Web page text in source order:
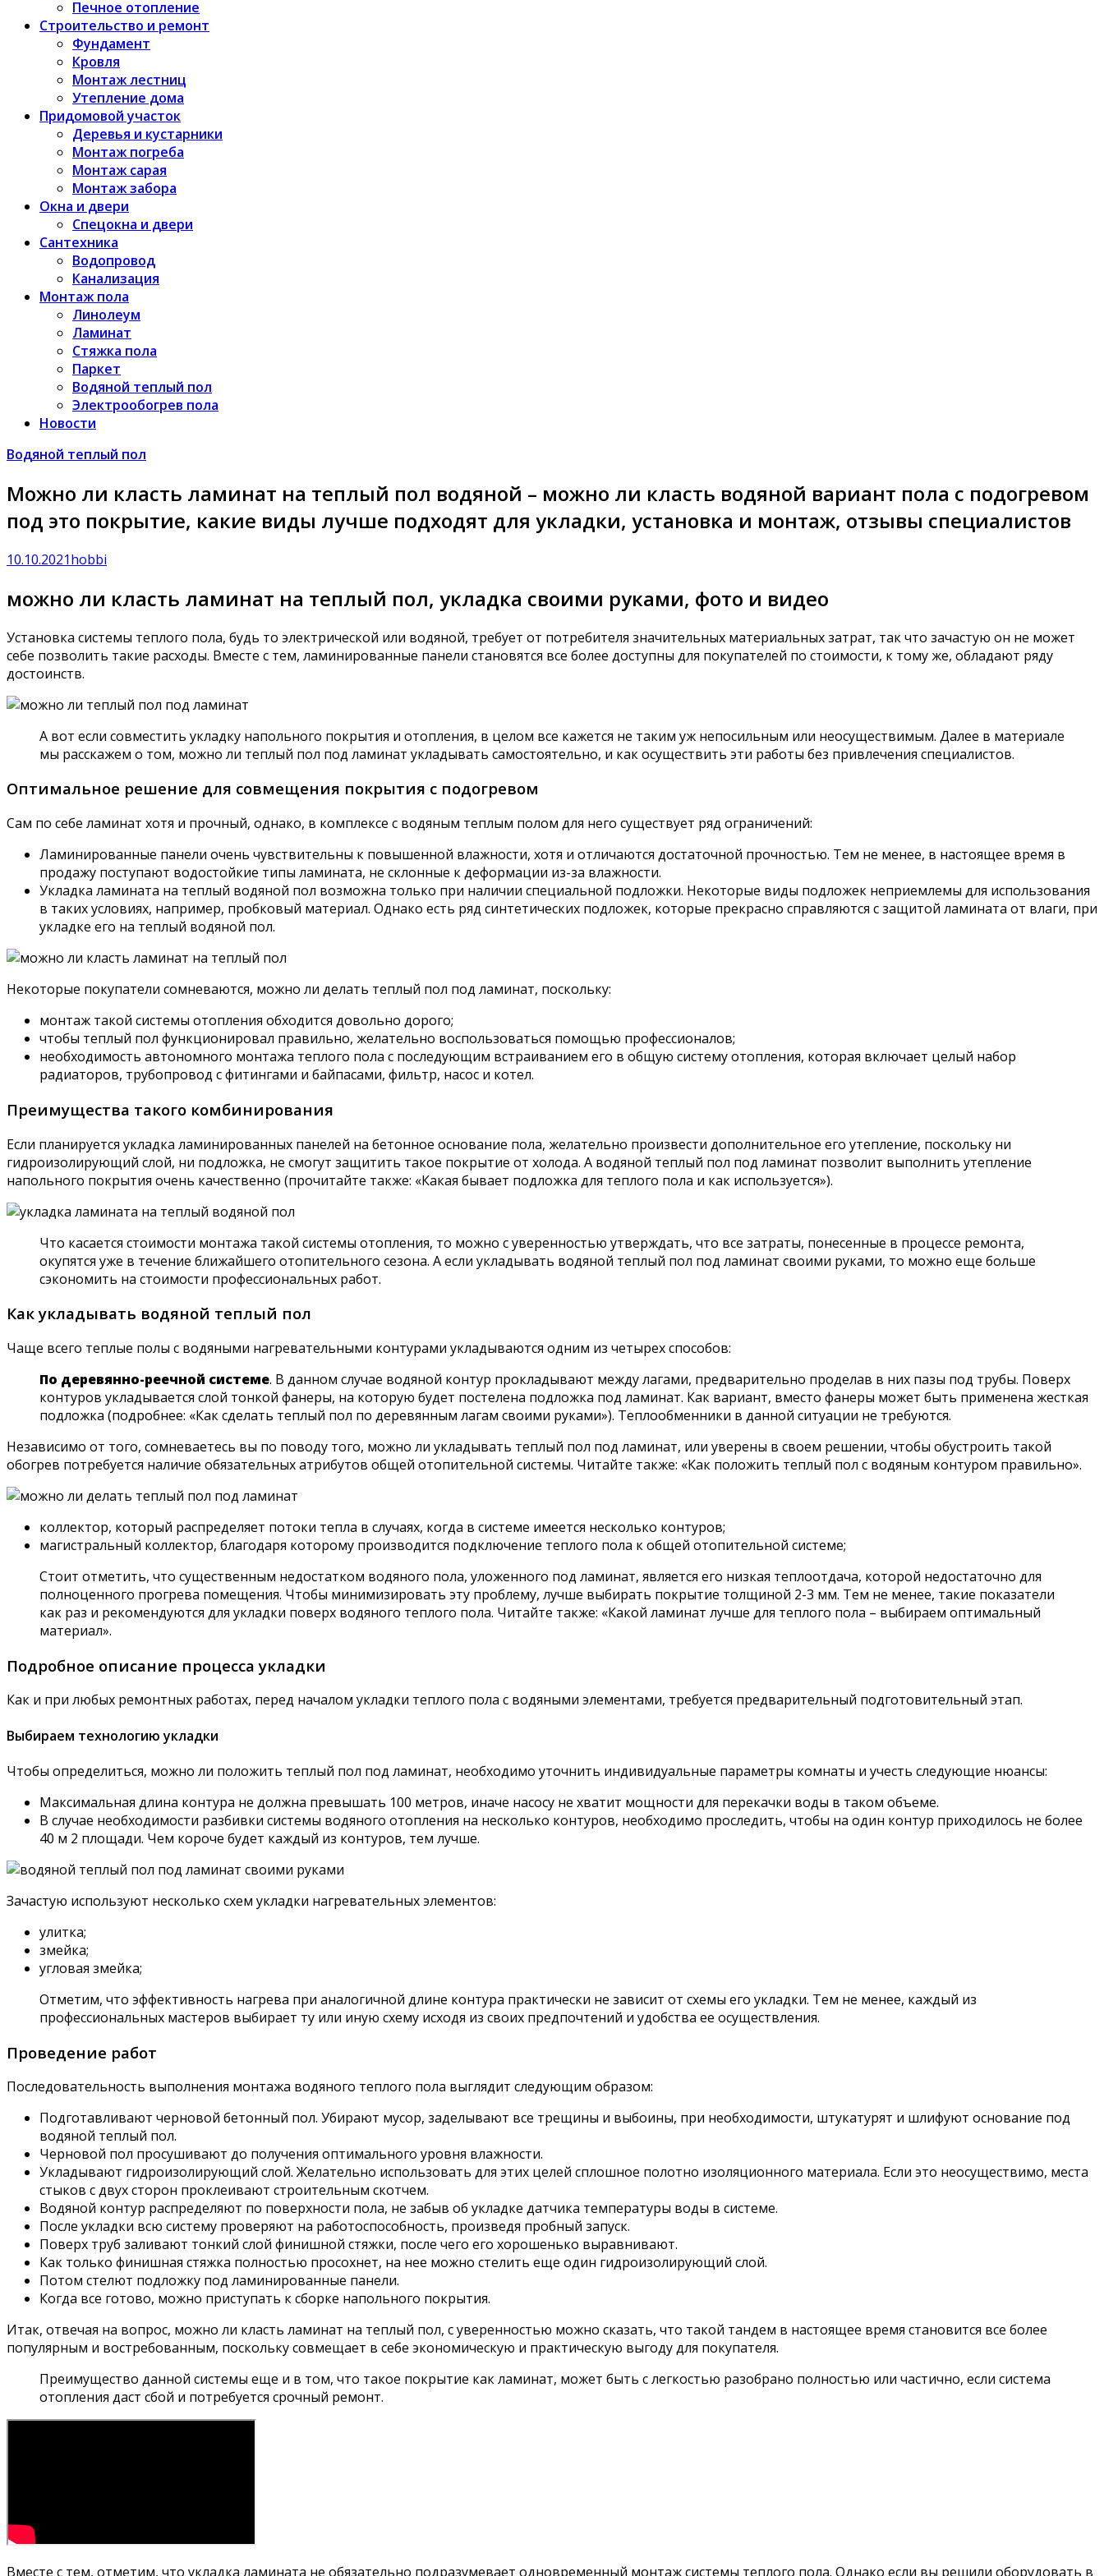
Печное отопление
Строительство и ремонт
Фундамент
Кровля
Монтаж лестниц
Утепление дома
Придомовой участок
Деревья и кустарники
Монтаж погреба
Монтаж сарая
Монтаж забора
Окна и двери
Спецокна и двери
Сантехника
Водопровод
Канализация
Монтаж пола
Линолеум
Ламинат
Стяжка пола
Паркет
Водяной теплый пол
Электрообогрев пола
Новости
Водяной теплый пол
Можно ли класть ламинат на теплый пол водяной – можно ли класть водяной вариант пола с подогревом
под это покрытие, какие виды лучше подходят для укладки, установка и монтаж, отзывы специалистов
10.10.2021hobbi
можно ли класть ламинат на теплый пол, укладка своими руками, фото и видео
Установка системы теплого пола, будь то электрической или водяной, требует от потребителя значительных материальных затрат, так что зачастую он не может
себе позволить такие расходы. Вместе с тем, ламинированные панели становятся все более доступны для покупателей по стоимости, к тому же, обладают ряду
достоинств.
А вот если совместить укладку напольного покрытия и отопления, в целом все кажется не таким уж непосильным или неосуществимым. Далее в материале
мы расскажем о том, можно ли теплый пол под ламинат укладывать самостоятельно, и как осуществить эти работы без привлечения специалистов.
Оптимальное решение для совмещения покрытия с подогревом
Сам по себе ламинат хотя и прочный, однако, в комплексе с водяным теплым полом для него существует ряд ограничений:
Ламинированные панели очень чувствительны к повышенной влажности, хотя и отличаются достаточной прочностью. Тем не менее, в настоящее время в
продажу поступают водостойкие типы ламината, не склонные к деформации из-за влажности.
Укладка ламината на теплый водяной пол возможна только при наличии специальной подложки. Некоторые виды подложек неприемлемы для использования
в таких условиях, например, пробковый материал. Однако есть ряд синтетических подложек, которые прекрасно справляются с защитой ламината от влаги, при
укладке его на теплый водяной пол.
Некоторые покупатели сомневаются, можно ли делать теплый пол под ламинат, поскольку:
монтаж такой системы отопления обходится довольно дорого;
чтобы теплый пол функционировал правильно, желательно воспользоваться помощью профессионалов;
необходимость автономного монтажа теплого пола с последующим встраиванием его в общую систему отопления, которая включает целый набор
радиаторов, трубопровод с фитингами и байпасами, фильтр, насос и котел.
Преимущества такого комбинирования
Если планируется укладка ламинированных панелей на бетонное основание пола, желательно произвести дополнительное его утепление, поскольку ни
гидроизолирующий слой, ни подложка, не смогут защитить такое покрытие от холода. А водяной теплый пол под ламинат позволит выполнить утепление
напольного покрытия очень качественно (прочитайте также: «Какая бывает подложка для теплого пола и как используется»).
Что касается стоимости монтажа такой системы отопления, то можно с уверенностью утверждать, что все затраты, понесенные в процессе ремонта,
окупятся уже в течение ближайшего отопительного сезона. А если укладывать водяной теплый пол под ламинат своими руками, то можно еще больше
сэкономить на стоимости профессиональных работ.
Как укладывать водяной теплый пол
Чаще всего теплые полы с водяными нагревательными контурами укладываются одним из четырех способов:
По деревянно-реечной системе. В данном случае водяной контур прокладывают между лагами, предварительно проделав в них пазы под трубы. Поверх
контуров укладывается слой тонкой фанеры, на которую будет постелена подложка под ламинат. Как вариант, вместо фанеры может быть применена жесткая
подложка (подробнее: «Как сделать теплый пол по деревянным лагам своими руками»). Теплообменники в данной ситуации не требуются.
Независимо от того, сомневаетесь вы по поводу того, можно ли укладывать теплый пол под ламинат, или уверены в своем решении, чтобы обустроить такой
обогрев потребуется наличие обязательных атрибутов общей отопительной системы. Читайте также: «Как положить теплый пол с водяным контуром правильно».
коллектор, который распределяет потоки тепла в случаях, когда в системе имеется несколько контуров;
магистральный коллектор, благодаря которому производится подключение теплого пола к общей отопительной системе;
Стоит отметить, что существенным недостатком водяного пола, уложенного под ламинат, является его низкая теплоотдача, которой недостаточно для
полноценного прогрева помещения. Чтобы минимизировать эту проблему, лучше выбирать покрытие толщиной 2-3 мм. Тем не менее, такие показатели
как раз и рекомендуются для укладки поверх водяного теплого пола. Читайте также: «Какой ламинат лучше для теплого пола – выбираем оптимальный
материал».
Подробное описание процесса укладки
Как и при любых ремонтных работах, перед началом укладки теплого пола с водяными элементами, требуется предварительный подготовительный этап.
Выбираем технологию укладки
Чтобы определиться, можно ли положить теплый пол под ламинат, необходимо уточнить индивидуальные параметры комнаты и учесть следующие нюансы:
Максимальная длина контура не должна превышать 100 метров, иначе насосу не хватит мощности для перекачки воды в таком объеме.
В случае необходимости разбивки системы водяного отопления на несколько контуров, необходимо проследить, чтобы на один контур приходилось не более
40 м 2 площади. Чем короче будет каждый из контуров, тем лучше.
Зачастую используют несколько схем укладки нагревательных элементов:
улитка;
змейка;
угловая змейка;
Отметим, что эффективность нагрева при аналогичной длине контура практически не зависит от схемы его укладки. Тем не менее, каждый из
профессиональных мастеров выбирает ту или иную схему исходя из своих предпочтений и удобства ее осуществления.
Проведение работ
Последовательность выполнения монтажа водяного теплого пола выглядит следующим образом:
Подготавливают черновой бетонный пол. Убирают мусор, заделывают все трещины и выбоины, при необходимости, штукатурят и шлифуют основание под
водяной теплый пол.
Черновой пол просушивают до получения оптимального уровня влажности.
Укладывают гидроизолирующий слой. Желательно использовать для этих целей сплошное полотно изоляционного материала. Если это неосуществимо, места
стыков с двух сторон проклеивают строительным скотчем.
Водяной контур распределяют по поверхности пола, не забыв об укладке датчика температуры воды в системе.
После укладки всю систему проверяют на работоспособность, произведя пробный запуск.
Поверх труб заливают тонкий слой финишной стяжки, после чего его хорошенько выравнивают.
Как только финишная стяжка полностью просохнет, на нее можно стелить еще один гидроизолирующий слой.
Потом стелют подложку под ламинированные панели.
Когда все готово, можно приступать к сборке напольного покрытия.
Итак, отвечая на вопрос, можно ли класть ламинат на теплый пол, с уверенностью можно сказать, что такой тандем в настоящее время становится все более
популярным и востребованным, поскольку совмещает в себе экономическую и практическую выгоду для покупателя.
Преимущество данной системы еще и в том, что такое покрытие как ламинат, может быть с легкостью разобрано полностью или частично, если система
отопления даст сбой и потребуется срочный ремонт.
Вместе с тем, отметим, что укладка ламината не обязательно подразумевает одновременный монтаж системы теплого пола. Однако если вы решили оборудовать в